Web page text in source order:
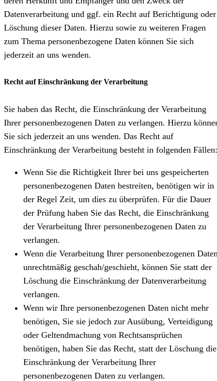
Datenverarbeitung und ggf. ein Recht auf Berichtigung oder
Löschung dieser Daten. Hierzu sowie zu weiteren Fragen
zum Thema personenbezogene Daten können Sie sich
jederzeit an uns wenden.
Recht auf Einschränkung der Verarbeitung
Sie haben das Recht, die Einschränkung der Verarbeitung
Ihrer personenbezogenen Daten zu verlangen. Hierzu
Sie sich jederzeit an uns wenden. Das Recht auf
Einschränkung der Verarbeitung besteht in folgenden Fällen:
Wenn Sie die Richtigkeit Ihrer bei uns gespeicherten
personenbezogenen Daten bestreiten, benötigen wir in
der Regel Zeit, um dies zu überprüfen. Für die Dauer
der Prüfung haben Sie das Recht, die Einschränkung
der Verarbeitung Ihrer personenbezogenen Daten zu
verlangen.
Wenn die Verarbeitung Ihrer personenbezogenen
unrechtmäßig geschah/geschieht, können Sie statt der
Löschung die Einschränkung der Datenverarbeitung
verlangen.
Wenn wir Ihre personenbezogenen Daten nicht mehr
benötigen, Sie sie jedoch zur Ausübung, Verteidigung
oder Geltendmachung von Rechtsansprüchen
benötigen, haben Sie das Recht, statt der Löschung die
Einschränkung der Verarbeitung Ihrer
personenbezogenen Daten zu verlangen.